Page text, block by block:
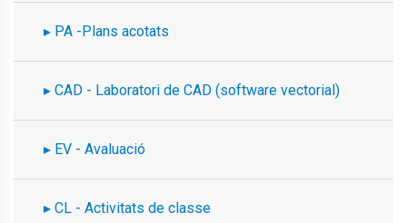
PA -Plans acotats
CAD - Laboratori de CAD (software vectorial)
EV - Avaluació
CL - Activitats de classe